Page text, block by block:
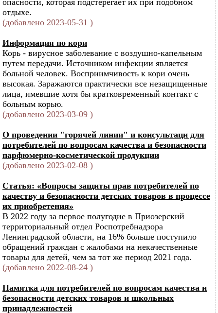
опасности, которая подстерегает их при подобном
отдыхе.
(добавлено 2023-05-31 )
Информация по кори
Корь - вирусное заболевание с воздушно-капельным
путем передачи. Источником инфекции является
больной человек. Восприимчивость к кори очень
высокая. Заражаются практически все незащищенные
лица, имевшие хотя бы кратковременный контакт с
больным корью.
(добавлено 2023-03-09 )
О проведении "горячей линии" и консультаци для
потребителей по вопросам качества и безопасности
парфюмерно-косметической продукции
(добавлено 2023-02-08 )
Статья: «Вопросы защиты прав потребителей по
качеству и безопасности детских товаров в процессе
их приобретения»
В 2022 году за первое полугодие в Приозерский
территориальный отдел Роспотребнадзора
Ленинградской области, на 16% больше поступило
обращений граждан с жалобами на некачественные
товары для детей, чем за тот же период 2021 года.
(добавлено 2022-08-24 )
Памятка для потребителей по вопросам качества и
безопасности детских товаров и школьных
принадлежностей